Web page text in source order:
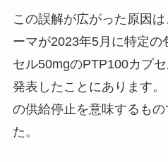
この誤解が広がった原因
ーマが2023年5月に特定
セル50mgのPTP100カプ
発表したことにあります
の供給停止を意味するも
た。